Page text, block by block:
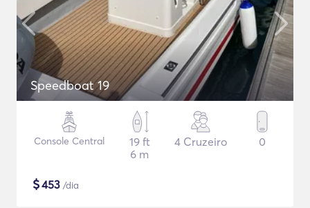
Speedboat 19
Console Central
19 ft
6 m
4 Cruzeiro 0
$453 /dia